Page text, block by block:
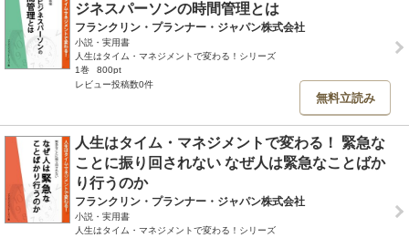
ジネスパーソンの時間管理とは
フランクリン・プランナー・ジャパン株式会社
小説・実用書
人生はタイム・マネジメントで変わる！シリーズ
1巻
800pt
レビュー投稿数0件
無料立読み
人生はタイム・マネジメントで変わる！ 緊急な
ことに振り回されない なぜ人は緊急なことばか
り行うのか
フランクリン・プランナー・ジャパン株式会社
小説・実用書
人生はタイム・マネジメントで変わる！シリーズ